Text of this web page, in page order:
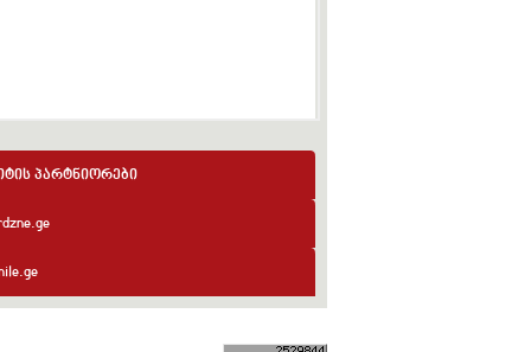
პარტნიორები